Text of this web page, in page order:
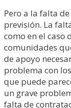
Pero a la falta
previsión. La
como en el caso
comunidades
de apoyo
problema con
que puede
un grave
falta de